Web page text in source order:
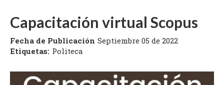
Capacitación virtual Scopus
Fecha de Publicación Septiembre 05 de 2022
Etiquetas: Politeca